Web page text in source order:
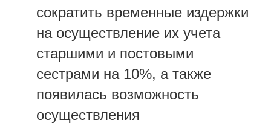
сократить временные издержки
на осуществление их учета
старшими и постовыми
сестрами на 10%, а также
появилась возможность
осуществления